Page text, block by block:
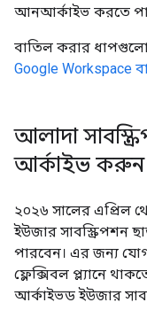
আনআর্কাইভ করতে
বাতিল করার
Google Workspace
আলাদা
আর্কাইভ করুন
২০২৬ সালের এপ্রিল
ইউজার সাবস্ক্রিপশন
পারবেন। এর জন্য
ফ্লেক্সিবল প্ল্যানে
আর্কাইভড ইউজার